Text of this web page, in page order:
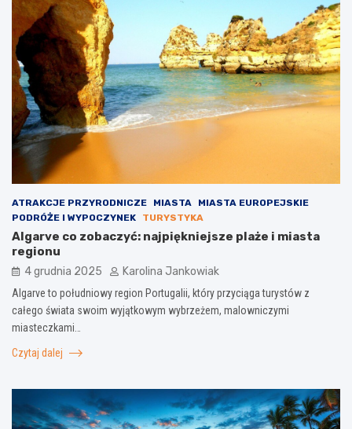
ATRAKCJE PRZYRODNICZE MIASTA
MIASTA EUROPEJSKIE
PODRÓŻE I WYPOCZYNEK
TURYSTYKA
Algarve co zobaczyć: najpiękniejsze plaże i miasta
regionu
4 grudnia 2025 Karolina Jankowiak
Algarve to południowy region Portugalii, który przyciąga turystów z
całego świata swoim wyjątkowym wybrzeżem, malowniczymi
miasteczkami…
Czytaj dalej